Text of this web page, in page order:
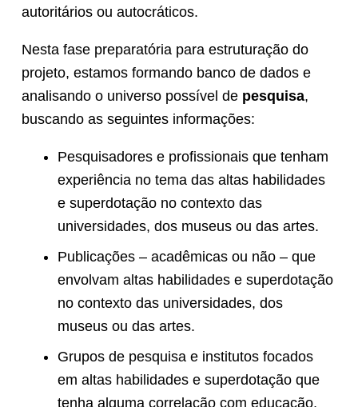
autoritários ou autocráticos.
Nesta fase preparatória para estruturação do
projeto, estamos formando banco de dados e
analisando o universo possível de pesquisa,
buscando as seguintes informações:
Pesquisadores e profissionais que tenham
experiência no tema das altas habilidades
e superdotação no contexto das
universidades, dos museus ou das artes.
Publicações – acadêmicas ou não – que
envolvam altas habilidades e superdotação
no contexto das universidades, dos
museus ou das artes.
Grupos de pesquisa e institutos focados
em altas habilidades e superdotação que
tenha alguma correlação com educação,